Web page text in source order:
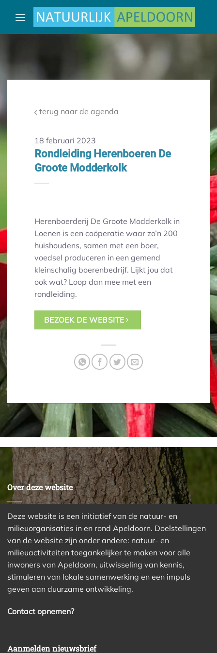
naar
terug naar de agenda
18 februari 2023
Rondleiding Herenboeren De
Groote Modderkolk
Herenboerderij De Groote Modderkolk in
Loenen is een coöperatie waar zo’n 200
huishoudens, samen met een boer,
voedsel produceren in een gemend
kleinschalig boerenbedrijf. Lijkt jou dat
ook wat? Loop dan mee met een
rondleiding.
BEZOEK DE WEBSITE
Over deze website
Deze website is een initiatief van de natuur- en
milieuorganisaties in en rond Apeldoorn. Doelstellingen
van de website zijn onder andere: natuur- en
milieuactiviteiten toegankelijker te maken voor alle
inwoners van Apeldoorn, uitwisseling van kennis,
stimuleren van lokale samenwerking en een impuls
geven aan duurzame ontwikkeling.
Contact opnemen?
Aanmelden nieuwsbrief